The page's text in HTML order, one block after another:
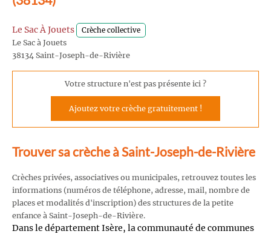
Le Sac À Jouets Crèche collective
Le Sac à Jouets
38134 Saint-Joseph-de-Rivière
Votre structure n'est pas présente ici ?
Ajoutez votre crèche gratuitement !
Trouver sa crèche à Saint-Joseph-de-Rivière
Crèches privées, associatives ou municipales, retrouvez toutes les
informations (numéros de téléphone, adresse, mail, nombre de
places et modalités d'inscription) des structures de la petite
enfance à Saint-Joseph-de-Rivière.
Dans le département Isère, la communauté de communes